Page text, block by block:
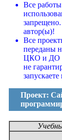
Все
автор(ы)!
Все
переданы
ЦКО и ДО
не
Проект: